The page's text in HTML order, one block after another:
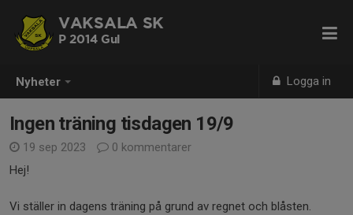
Nyheter Logga in
VAKSALA SK
P 2014 Gul
Ingen träning tisdagen 19/9
19 sep 2023
0 kommentarer
Hej!
Vi ställer in dagens träning på grund av regnet och blåsten.